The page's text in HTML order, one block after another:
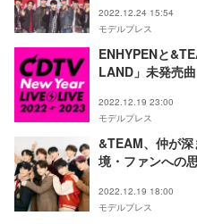
2022.12.24 15:54
モデルプレス
ENHYPENと
LAND」未発売
＞
2022.12.19 23:00
モデルプレス
&TEAM、仲が
境・ファンへの
2022.12.19 18:00
モデルプレス